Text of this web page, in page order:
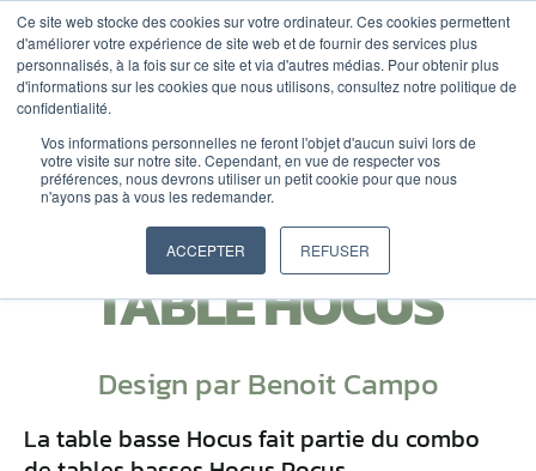
Ce site web stocke des cookies sur votre ordinateur. Ces cookies permettent
d'améliorer votre expérience de site web et de fournir des services plus
personnalisés, à la fois sur ce site et via d'autres médias. Pour obtenir plus
d'informations sur les cookies que nous utilisons, consultez notre politique de
confidentialité.
Vos informations personnelles ne feront l'objet d'aucun suivi lors de
votre visite sur notre site. Cependant, en vue de respecter vos
préférences, nous devrons utiliser un petit cookie pour que nous
n'ayons pas à vous les redemander.
ACCEPTER REFUSER
ALLER
AU
CONTENU
DEVIS
TABLE HOCUS
Design par Benoit Campo
La table basse Hocus fait partie du combo